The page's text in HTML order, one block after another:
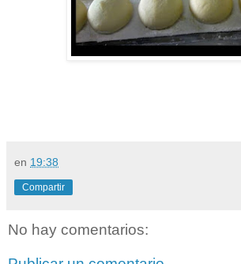
en 19:38
Compartir
No hay comentarios: